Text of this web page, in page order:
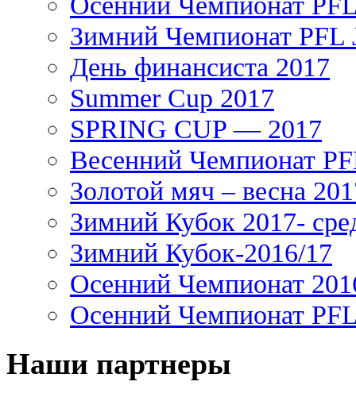
Зимний Чемпионат PFL
День финансиста 2017
Summer Cup 2017
SPRING CUP — 2017
Весенний Чемпионат
Золотой мяч – весна
Зимний Кубок 2017-
Зимний Кубок-2016/17
Осенний Чемпионат
Осенний Чемпионат
Наши партнеры